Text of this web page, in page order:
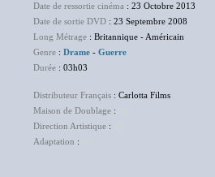
Date de ressortie cinéma : 23 Octobre 2013
Date de sortie DVD : 23 Septembre 2008
Long Métrage : Britannique - Américain
Genre : Drame - Guerre
Durée : 03h03
Distributeur Français : Carlotta Films
Maison de Doublage :
Direction Artistique :
Adaptation :